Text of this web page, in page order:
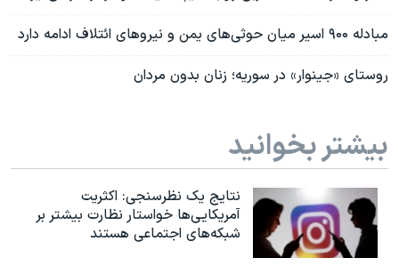
مبادله ۹۰۰ اسیر میان حوثی‌های یمن و نیروهای ائتلاف ادامه دارد
روستای «جینوار» در سوریه؛ زنان بدون مردان
بیشتر بخوانید
نتایج یک نظرسنجی: اکثریت
آمریکایی‌ها خواستار نظارت بیشتر بر
شبکه‌های اجتماعی هستند